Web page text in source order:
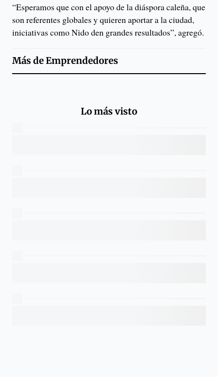
“Esperamos que con el apoyo de la diáspora caleña, que
son referentes globales y quieren aportar a la ciudad,
iniciativas como Nido den grandes resultados”, agregó.
Más deEmprendedores
Lo más visto